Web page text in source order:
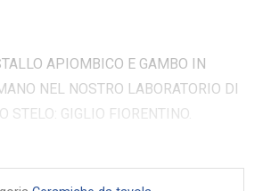
APIOMBICO E GAMBO IN
NEL NOSTRO LABORATORIO DI
STELO: GIGLIO FIORENTINO.